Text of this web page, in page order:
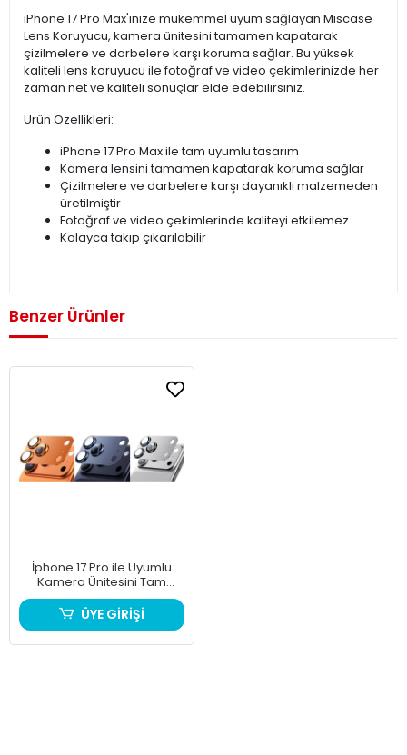
iPhone 17 Pro Max'inize mükemmel uyum sağlayan Miscase
Lens Koruyucu, kamera ünitesini tamamen kapatarak
çizilmelere ve darbelere karşı koruma sağlar. Bu yüksek
kaliteli lens koruyucu ile fotoğraf ve video çekimlerinizde her
zaman net ve kaliteli sonuçlar elde edebilirsiniz.
Ürün Özellikleri:
iPhone 17 Pro Max ile tam uyumlu tasarım
Kamera lensini tamamen kapatarak koruma sağlar
Çizilmelere ve darbelere karşı dayanıklı malzemeden
üretilmiştir
Fotoğraf ve video çekimlerinde kaliteyi etkilemez
Kolayca takıp çıkarılabilir
Benzer Ürünler
İphone 17 Pro ile Uyumlu
Kamera Ünitesini Tam
Kapatan Lens Koruyucu
ÜYE GİRİŞİ